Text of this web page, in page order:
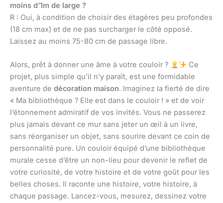
moins d’1m de large ?
R : Oui, à condition de choisir des étagères peu profondes
(18 cm max) et de ne pas surcharger le côté opposé.
Laissez au moins 75-80 cm de passage libre.
Alors, prêt à donner une âme à votre couloir ?
Ce
projet, plus simple qu’il n’y paraît, est une formidable
aventure de décoration maison. Imaginez la fierté de dire
« Ma bibliothèque ? Elle est dans le couloir ! » et de voir
l’étonnement admiratif de vos invités. Vous ne passerez
plus jamais devant ce mur sans jeter un œil à un livre,
sans réorganiser un objet, sans sourire devant ce coin de
personnalité pure. Un couloir équipé d’une bibliothèque
murale cesse d’être un non-lieu pour devenir le reflet de
votre curiosité, de votre histoire et de votre goût pour les
belles choses. Il raconte une histoire, votre histoire, à
chaque passage. Lancez-vous, mesurez, dessinez votre